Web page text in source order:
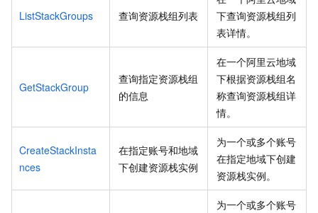
ListStackGroups 查询资源栈组列表
下查询资源栈组列
表详情。
GetStackGroup
查询指定资源栈组
的信息
在一个阿里云地域
下根据资源栈组名
称查询资源栈组详
情。
CreateStackInsta
nces
在指定账号和地域
下创建资源栈实例
为一个或多个账号
在指定地域下创建
资源栈实例。
为一个或多个账号